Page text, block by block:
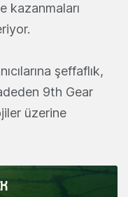
kazanmaları
şeffaflık,
9th Gear
üzerine